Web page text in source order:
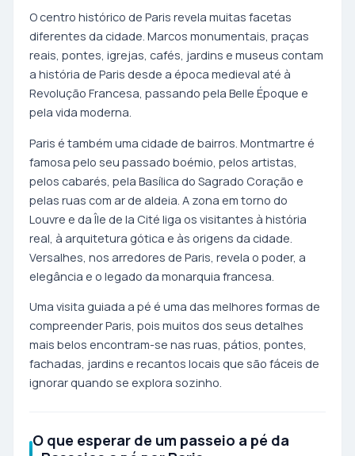
O centro histórico de Paris revela muitas facetas
diferentes da cidade. Marcos monumentais, praças
reais, pontes, igrejas, cafés, jardins e museus contam
a história de Paris desde a época medieval até à
Revolução Francesa, passando pela Belle Époque e
pela vida moderna.
Paris é também uma cidade de bairros. Montmartre é
famosa pelo seu passado boémio, pelos artistas,
pelos cabarés, pela Basílica do Sagrado Coração e
pelas ruas com ar de aldeia. A zona em torno do
Louvre e da Île de la Cité liga os visitantes à história
real, à arquitetura gótica e às origens da cidade.
Versalhes, nos arredores de Paris, revela o poder, a
elegância e o legado da monarquia francesa.
Uma visita guiada a pé é uma das melhores formas de
compreender Paris, pois muitos dos seus detalhes
mais belos encontram-se nas ruas, pátios, pontes,
fachadas, jardins e recantos locais que são fáceis de
ignorar quando se explora sozinho.
O que esperar de um passeio a pé da